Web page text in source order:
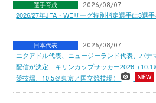
選手育成 2026/08/07
2026/27年JFA・WEリーグ特別指定選手に3選
日本代表 2026/08/07
エクアドル代表、ニュージーランド代表、パナ
配信が決定 キリンカップサッカー2026（10.1
競技場、10.5＠東京／国立競技場）